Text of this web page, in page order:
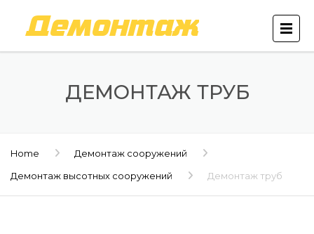
ДЕМОНТАЖ ТРУБ
Home
Демонтаж сооружений
Демонтаж высотных сооружений
Демонтаж труб